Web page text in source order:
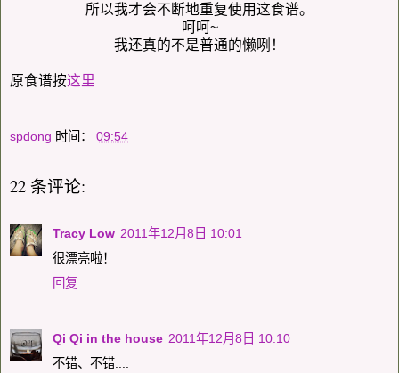
所以我才会不断地重复使用这食谱。
呵呵~
我还真的不是普通的懒咧！
原食谱按这里
spdong 时间： 09:54
22 条评论:
Tracy Low 2011年12月8日 10:01
很漂亮啦！
回复
Qi Qi in the house 2011年12月8日 10:10
不错、不错....